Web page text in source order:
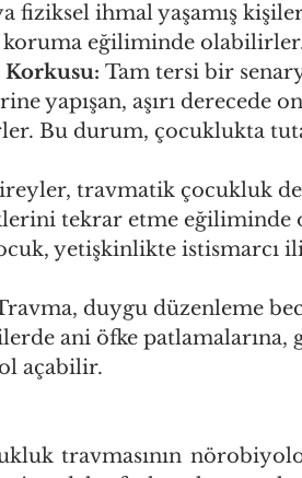
fiziksel ihmal yaşamış
eğiliminde
Korkusu: Tam tersi bir
yapışan, aşırı derecede
Bu durum, çocuklukta
travmatik çocukluk
tekrar etme
yetişkinlikte istismarcı
duygu düzenleme
ani öfke patlamalarına,
açabilir.
travmasının